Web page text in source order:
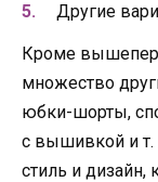
Другие
Кроме
множество
юбки-шорты,
с вышивкой и т.
стиль и дизайн,